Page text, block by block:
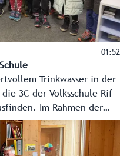
01:52
Trinkwasser in der
3C der Volksschule Rif-
Im Rahmen der
sie die Brunnenanlage